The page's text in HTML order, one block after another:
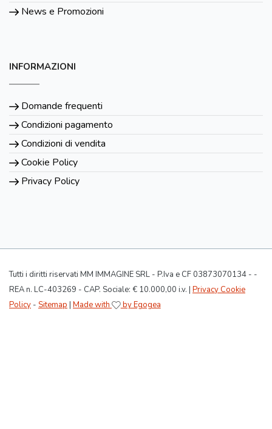
News e Promozioni
INFORMAZIONI
Domande frequenti
Condizioni pagamento
Condizioni di vendita
Cookie Policy
Privacy Policy
Tutti i diritti riservati MM IMMAGINE SRL - P.Iva e CF 03873070134 - -
REA n. LC-403269 - CAP. Sociale: € 10.000,00 i.v. | Privacy Cookie
Policy - Sitemap | Made with by Egogea